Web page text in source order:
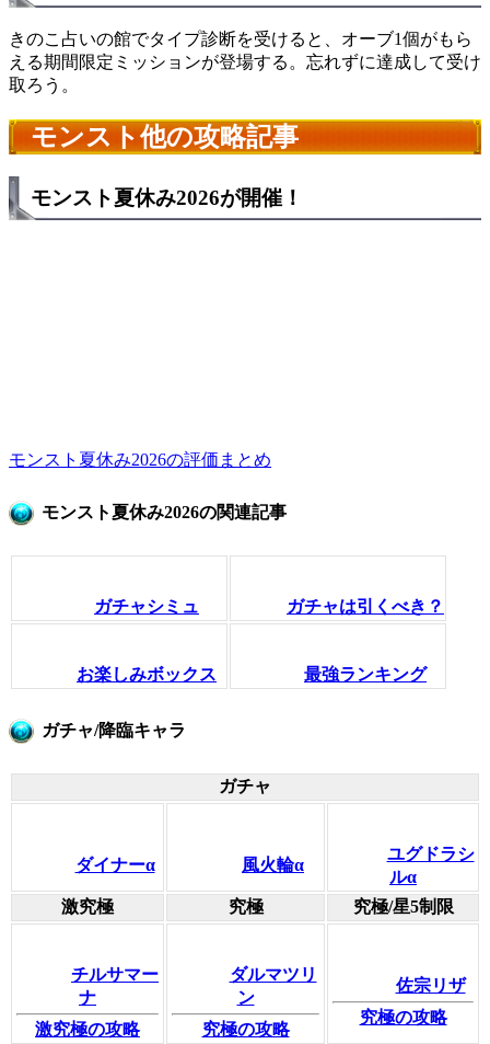
きのこ占いの館でタイプ診断を受けると、オーブ1個がもら
える期間限定ミッションが登場する。忘れずに達成して受け
取ろう。
モンスト他の攻略記事
モンスト夏休み2026が開催！
モンスト夏休み2026の評価まとめ
モンスト夏休み2026の関連記事
ガチャシミュ ガチャは引くべき？
お楽しみボックス 最強ランキング
ガチャ/降臨キャラ
ガチャ
ダイナーα 風火輪α
ユグドラシ
ルα
激究極
究極 究極/星5制限
チルサマー
ナ
激究極の攻略
ダルマツリ
ン
究極の攻略
佐宗リザ
究極の攻略